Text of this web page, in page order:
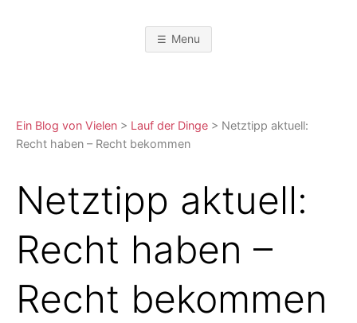
Menu
Ein Blog von Vielen > Lauf der Dinge > Netztipp aktuell:
Recht haben – Recht bekommen
Netztipp aktuell:
Recht haben –
Recht bekommen